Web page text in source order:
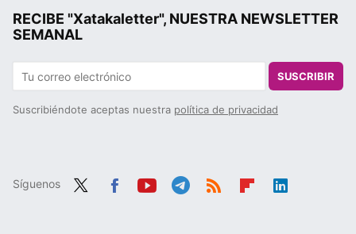
RECIBE "Xatakaletter", NUESTRA NEWSLETTER
SEMANAL
SUSCRIBIR
Suscribiéndote aceptas nuestra política de privacidad
Síguenos